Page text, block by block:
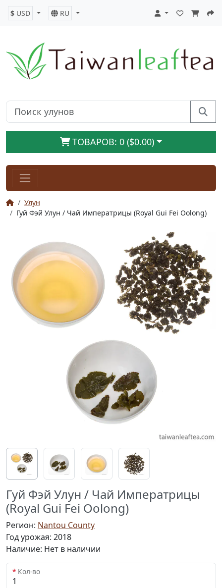
$ USD RU
ТОВАРОВ: 0 ($0.00)
Улун
Гуй Фэй Улун / Чай Императрицы (Royal Gui Fei Oolong)
Гуй Фэй Улун / Чай Императрицы
(Royal Gui Fei Oolong)
Регион: Nantou County
Год урожая: 2018
Наличие: Нет в наличии
Кол-во